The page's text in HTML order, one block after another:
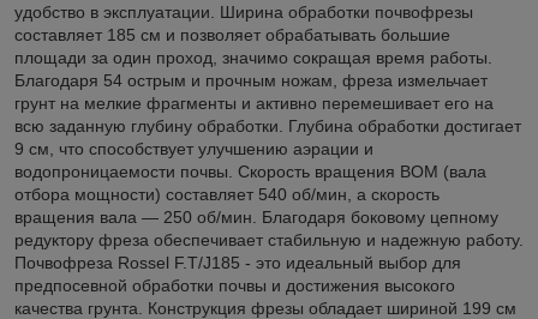
удобство в эксплуатации. Ширина обработки почвофрезы
составляет 185 см и позволяет обрабатывать большие
площади за один проход, значимо сокращая время работы.
Благодаря 54 острым и прочным ножам, фреза измельчает
грунт на мелкие фрагменты и активно перемешивает его на
всю заданную глубину обработки. Глубина обработки достигает
9 см, что способствует улучшению аэрации и
водопроницаемости почвы. Скорость вращения ВОМ (вала
отбора мощности) составляет 540 об/мин, а скорость
вращения вала — 250 об/мин. Благодаря боковому цепному
редуктору фреза обеспечивает стабильную и надежную работу.
Почвофреза Rossel F.T/J185 - это идеальный выбор для
предпосевной обработки почвы и достижения высокого
качества грунта. Конструкция фрезы обладает шириной 199 см